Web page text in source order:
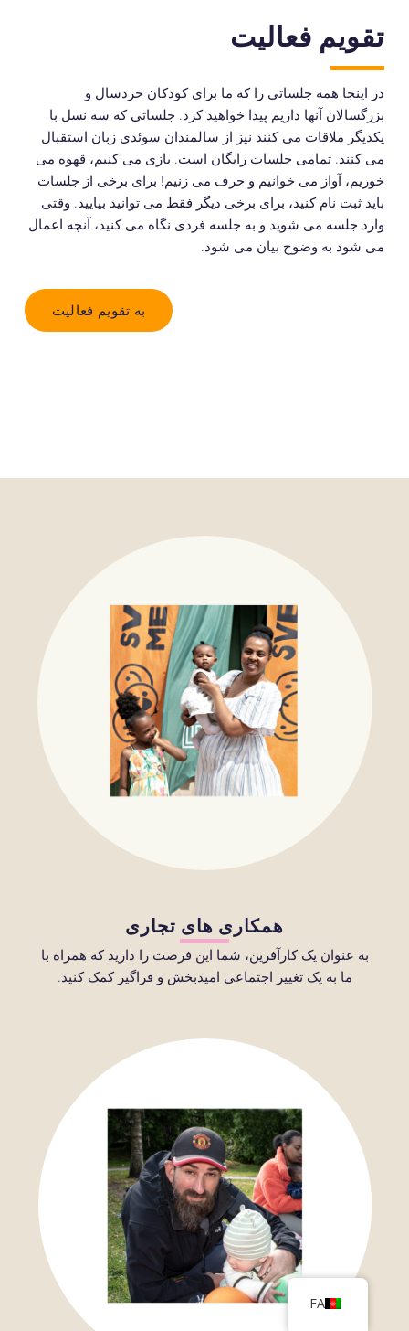
تقویم فعالیت
در اینجا همه جلساتی را که ما برای کودکان خردسال و
بزرگسالان آنها داریم پیدا خواهید کرد. جلساتی که سه نسل با
یکدیگر ملاقات می کنند نیز از سالمندان سوئدی زبان استقبال
می کنند. تمامی جلسات رایگان است. بازی می کنیم، قهوه می
خوریم، آواز می خوانیم و حرف می زنیم! برای برخی از جلسات
باید ثبت نام کنید، برای برخی دیگر فقط می توانید بیایید. وقتی
وارد جلسه می شوید و به جلسه فردی نگاه می کنید، آنچه اعمال
می شود به وضوح بیان می شود.
به تقویم فعالیت
همکاری های تجاری
به عنوان یک کارآفرین، شما این فرصت را دارید که همراه با
ما به یک تغییر اجتماعی امیدبخش و فراگیر کمک کنید.
FA